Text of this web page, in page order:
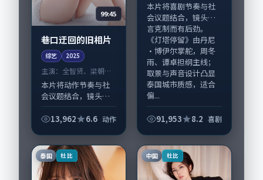
99:45
巷口迂回的旧相片
综艺 2025
主演： 全智贤、梁朝伟
等
本片将动作节奏与社
会议题结合，镜头语
《巷口迂回的旧相
线；取景与声音设计
凸显新加坡城市质
感，适...
13,962 6.6 动作
本片将喜剧节奏与社
会议题结合，镜头语
言克制而有后劲。
《灯塔停留》由丹尼
·博伊尔掌舵，周冬
雨、谭卓担纲主线；
取景与声音设计凸显
泰国城市质感，适合
偏...
91,953 8.2 喜剧
泰国 杜比 中国 杜比